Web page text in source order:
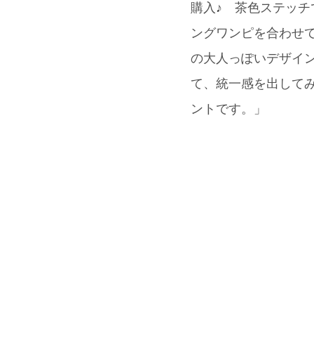
購入♪ 茶色ステッチ
ングワンピを合わせ
の大人っぽいデザイ
て、統一感を出して
ントです。」